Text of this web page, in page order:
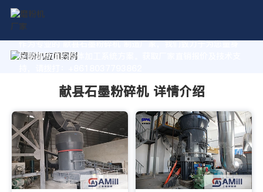
作为专业的 献县石墨粉碎机 制造厂家，我们致力于为您量身
定制高价值的粉体加工系统方案。获取厂家直销报价及技术支
献县石墨粉碎机 详情介绍